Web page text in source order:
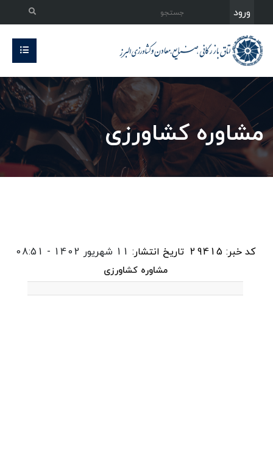
ورود
مشاوره کشاورزی
کد خبر: 29415 تاریخ انتشار: 11 شهریور 1402 - 08:51
مشاوره کشاورزی